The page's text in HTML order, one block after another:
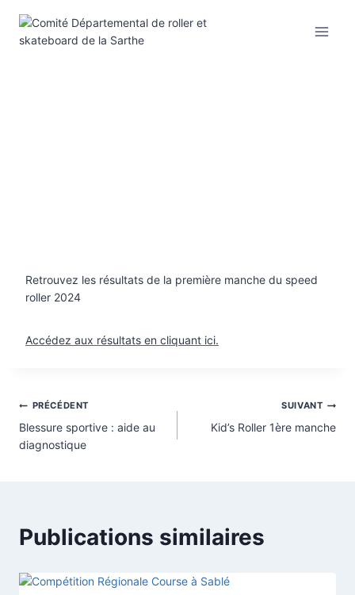
contenu
Retrouvez les résultats de la première manche du speed
roller 2024
Accédez aux résultats en cliquant ici.
Navigation
de
PRÉCÉDENT
Blessure sportive : aide au
diagnostique
SUIVANT
Kid’s Roller 1ère manche
Publications similaires